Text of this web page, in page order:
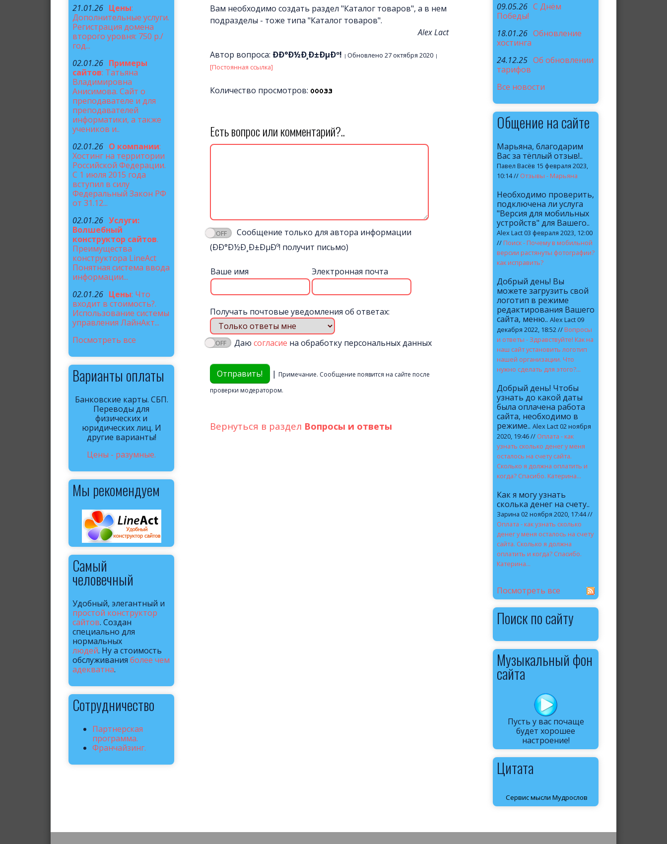
21.01.26 Цены:
Дополнительные услуги.
Регистрация домена
второго уровня: 750 р./
год...
02.01.26 Примеры
сайтов: Татьяна
Владимировна
Анисимова. Сайт о
преподавателе и для
преподавателей
информатики, а также
учеников и..
02.01.26 О компании:
Хостинг на территории
Российской Федерации.
С 1 июля 2015 года
вступил в силу
Федеральный Закон РФ
от 31.12...
02.01.26 Услуги:
Волшебный
конструктор сайтов.
Преимущества
конструктора LineAct
Понятная система ввода
информации...
02.01.26 Цены: Что
входит в стоимость?.
Использование системы
управления ЛайнАкт...
Посмотреть все
Варианты оплаты
Банковские карты. СБП.
Переводы для
физических и
юридических лиц. И
другие варианты!
Цены - разумные.
Мы рекомендуем
Самый
человечный
Удобный, элегантный и
простой конструктор
сайтов. Создан
специально для
нормальных
людей. Ну а стоимость
обслуживания более чем
адекватна.
Сотрудничество
Партнерская
программа.
Франчайзинг.
Вам необходимо создать раздел "Каталог товаров", а в нем
подразделы - тоже типа "Каталог товаров".
Alex Lact
Автор вопроса: ÐÐ°Ð½Ð¸Ð±ÐµÐº!
Обновлено 27 октября 2020
[Постоянная ссылка]
Количество просмотров:
Есть вопрос или комментарий?..
Сообщение только для автора информации
(ÐÐ°Ð½Ð¸Ð±ÐµÐº! получит письмо)
Ваше имя Электронная почта
Получать почтовые уведомления об ответах:
Даю согласие на обработку персональных данных
| Примечание. Сообщение появится на сайте после
проверки модератором.
Вернуться в раздел Вопросы и ответы
09.05.26 C Днём
Победы!
18.01.26 Обновление
хостинга
24.12.25 Об обновлении
тарифов
Все новости
Общение на сайте
Марьяна, благодарим
Вас за тёплый отзыв!..
Павел Васёв 15 февраля 2023,
10:14 // Отзывы - Марьяна
Необходимо проверить,
подключена ли услуга
"Версия для мобильных
устройств" для Вашего..
Alex Lact 03 февраля 2023, 12:00
// Поиск - Почему в мобильной
версии растянуты фотографии?
как исправить?
Добрый день! Вы
можете загрузить свой
логотип в режиме
редактирования Вашего
сайта, меню.. Alex Lact 09
декабря 2022, 18:52 // Вопросы
и ответы - Здравствуйте! Как на
наш сайт установить логотип
нашей организации. Что
нужно сделать для этого?...
Добрый день! Чтобы
узнать до какой даты
была оплачена работа
сайта, необходимо в
режиме.. Alex Lact 02 ноября
2020, 19:46 // Оплата - как
узнать сколько денег у меня
осталось на счету сайта.
Сколько я должна оплатить и
когда? Спасибо. Катерина...
Как я могу узнать
сколька денег на счету..
Зарина 02 ноября 2020, 17:44 //
Оплата - как узнать сколько
денег у меня осталось на счету
сайта. Сколько я должна
оплатить и когда? Спасибо.
Катерина...
Посмотреть все
Поиск по сайту
Музыкальный фон
сайта
Пусть у вас почаще
будет хорошее
настроение!
Цитата
Сервис мысли Мудрослов